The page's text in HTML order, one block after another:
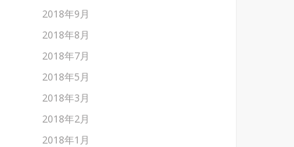
2018年9月
2018年8月
2018年7月
2018年5月
2018年3月
2018年2月
2018年1月